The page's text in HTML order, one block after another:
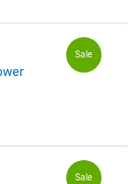
Sale
Sale